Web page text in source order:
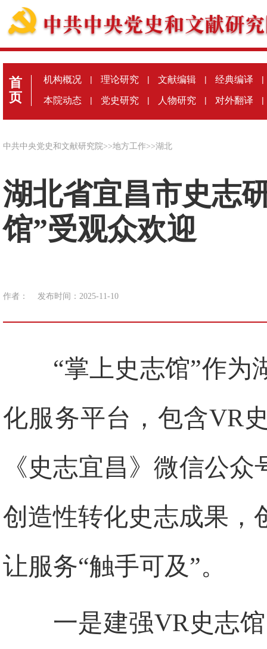
首
页
机构概况 | 理论研究 | 文献编辑 | 经典编译 |
本院动态 | 党史研究 | 人物研究 | 对外翻译 |
中共中央党史和文献研究院>>地方工作>>湖北
湖北省宜昌市史志
馆”受观众欢迎
作者： 发布时间：2025-11-10
“掌上史志馆”作为
化服务平台，包含VR
《史志宜昌》微信公
创造性转化史志成果，
让服务“触手可及”。
一是建强VR史志